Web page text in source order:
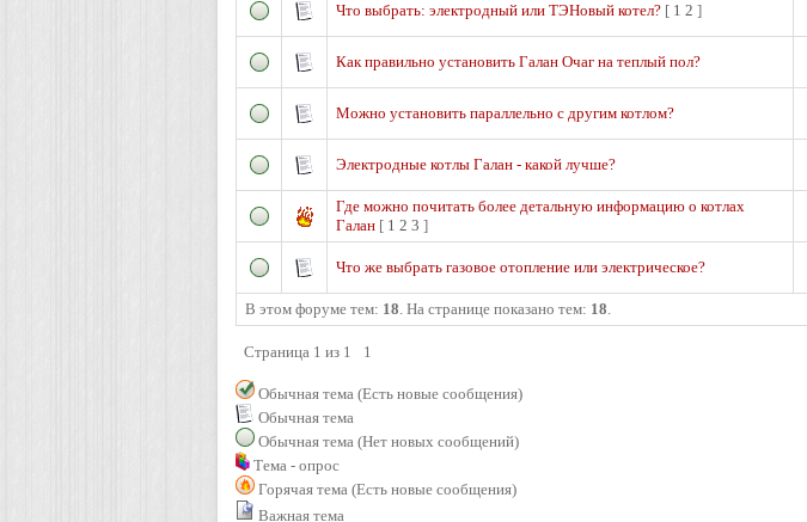
Что выбрать: электродный или ТЭНовый котел? [ 1 2 ]
Как правильно установить Галан Очаг на теплый пол?
Можно установить параллельно с другим котлом?
Электродные котлы Галан - какой лучше?
Где можно почитать более детальную информацию о котлах
Галан [ 1 2 3 ]
Что же выбрать газовое отопление или электрическое?
В этом форуме тем: 18. На странице показано тем: 18.
Страница 1 из 1 1
Обычная тема (Есть новые сообщения)
Обычная тема
Обычная тема (Нет новых сообщений)
Тема - опрос
Горячая тема (Есть новые сообщения)
Важная тема